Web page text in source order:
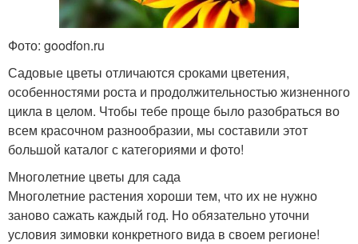
Фото: goodfon.ru
Садовые цветы отличаются сроками цветения,
особенностями роста и продолжительностью жизненного
цикла в целом. Чтобы тебе проще было разобраться во
всем красочном разнообразии, мы составили этот
большой каталог с категориями и фото!
Многолетние цветы для сада
Многолетние растения хороши тем, что их не нужно
заново сажать каждый год. Но обязательно уточни
условия зимовки конкретного вида в своем регионе!